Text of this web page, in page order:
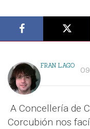
FRAN LAGO
A Concellería de
Corcubión nos